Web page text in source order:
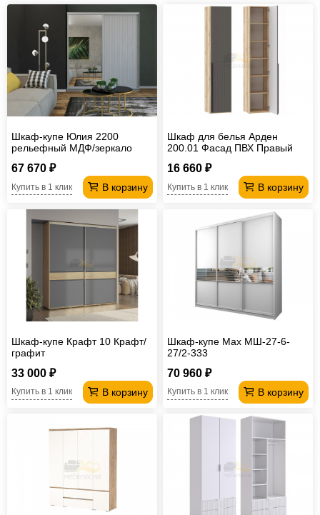
Шкаф-купе Юлия 2200
рельефный МДФ/зеркало
67 670 ₽
В корзину
Купить в 1 клик
Шкаф для белья Арден
200.01 Фасад ПВХ Правый
16 660 ₽
В корзину
Купить в 1 клик
Шкаф-купе Крафт 10 Крафт/
графит
33 000 ₽
В корзину
Купить в 1 клик
Шкаф-купе Max МШ-27-6-
27/2-333
70 960 ₽
В корзину
Купить в 1 клик